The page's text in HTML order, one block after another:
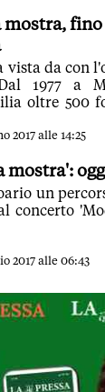
mostra,
vista da con
1977 a
oltre 500
2017 alle 14:25
mostra':
un
concerto
2017 alle 06:43